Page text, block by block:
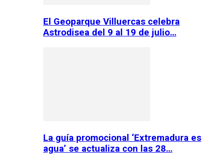
El Geoparque Villuercas celebra
Astrodisea del 9 al 19 de julio…
La guía promocional ‘Extremadura es
agua’ se actualiza con las 28…